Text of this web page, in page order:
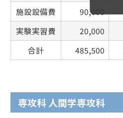
施設設備費
90,000
実験実習費
20,000
合計
485,500
専攻科 人間学専攻科